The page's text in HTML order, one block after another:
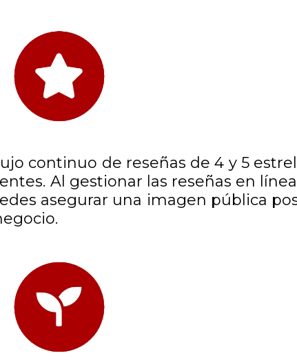
continuo de reseñas de 4 y 5
Al gestionar las reseñas en
asegurar una imagen pública